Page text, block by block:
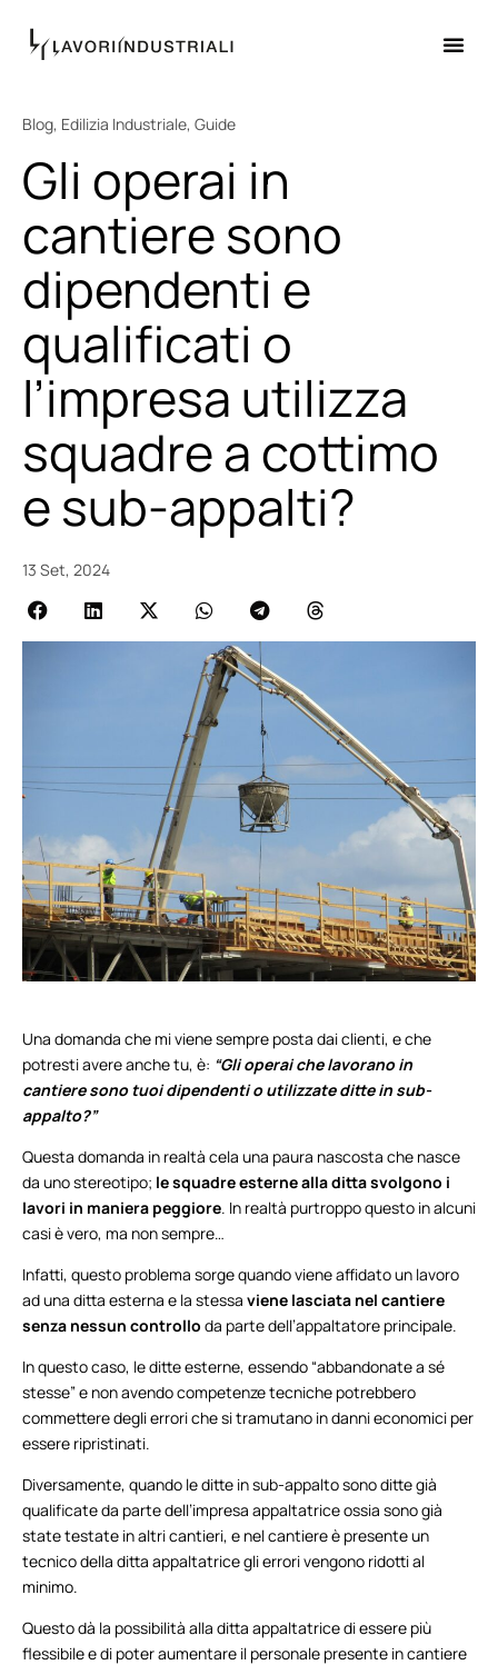
Blog, Edilizia Industriale, Guide
Gli operai in
cantiere sono
dipendenti e
qualificati o
l’impresa utilizza
squadre a cottimo
e sub-appalti?
13 Set, 2024
Una domanda che mi viene sempre posta dai clienti, e che
potresti avere anche tu, è: “Gli operai che lavorano in
cantiere sono tuoi dipendenti o utilizzate ditte in sub-
appalto?”
Questa domanda in realtà cela una paura nascosta che nasce
da uno stereotipo; le squadre esterne alla ditta svolgono i
lavori in maniera peggiore. In realtà purtroppo questo in alcuni
casi è vero, ma non sempre…
Infatti, questo problema sorge quando viene affidato un lavoro
ad una ditta esterna e la stessa viene lasciata nel cantiere
senza nessun controllo da parte dell’appaltatore principale.
In questo caso, le ditte esterne, essendo “abbandonate a sé
stesse” e non avendo competenze tecniche potrebbero
commettere degli errori che si tramutano in danni economici per
essere ripristinati.
Diversamente, quando le ditte in sub-appalto sono ditte già
qualificate da parte dell’impresa appaltatrice ossia sono già
state testate in altri cantieri, e nel cantiere è presente un
tecnico della ditta appaltatrice gli errori vengono ridotti al
minimo.
Questo dà la possibilità alla ditta appaltatrice di essere più
flessibile e di poter aumentare il personale presente in cantiere